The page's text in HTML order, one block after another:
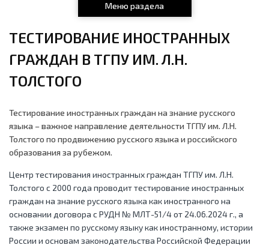
Меню раздела
ТЕСТИРОВАНИЕ ИНОСТРАННЫХ
ГРАЖДАН В ТГПУ ИМ. Л.Н.
ТОЛСТОГО
Тестирование иностранных граждан на знание русского
языка – важное направление деятельности ТГПУ им. Л.Н.
Толстого по продвижению русского языка и российского
образования за рубежом.
Центр тестирования иностранных граждан ТГПУ им. Л.Н.
Толстого с 2000 года проводит тестирование иностранных
граждан на знание русского языка как иностранного на
основании договора с РУДН № МЛТ-51/4 от 24.06.2024 г., а
также экзамен по русскому языку как иностранному, истории
России и основам законодательства Российской Федерации